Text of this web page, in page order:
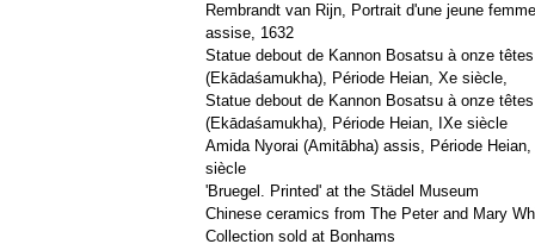
Rembrandt van Rijn, Portrait d'une jeune femme
assise, 1632
Statue debout de Kannon Bosatsu à onze têtes
(Ekādaśamukha), Période Heian, Xe siècle,
Statue debout de Kannon Bosatsu à onze têtes
(Ekādaśamukha), Période Heian, IXe siècle
Amida Nyorai (Amitābha) assis, Période
siècle
'Bruegel. Printed' at the Städel Museum
Chinese ceramics from The Peter and Mary
Collection sold at Bonhams